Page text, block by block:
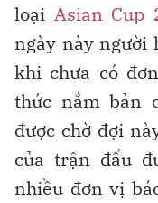
loại Asian Cup
ngày này người
khi chưa có
thức nắm bản
được chờ đợi
của trận đấu
nhiều đơn vị